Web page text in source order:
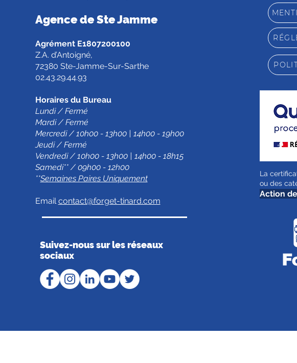
Agence de Ste Jamme
Agrément E1807200100
Z.A. d’Antoigné,
72380 Ste-Jamme-Sur-Sarthe
02.43.29.44.93
Horaires du Bureau
Lundi / Fermé
Mardi / Fermé
Mercredi / 10h00 - 13h00 | 14h00 - 19h00
Jeudi / Fermé
Vendredi / 10h00 - 13h00 | 14h00 - 18h15
Samedi** / 09h00 - 12h00
**Semaines Paires Uniquement
Emailcontact@forget-tinard.com
Suivez-nous sur les réseaux
sociaux
La
ou des
Action